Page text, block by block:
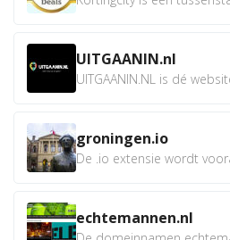
UITGAANIN.nl
groningen.io
echtemannen.nl